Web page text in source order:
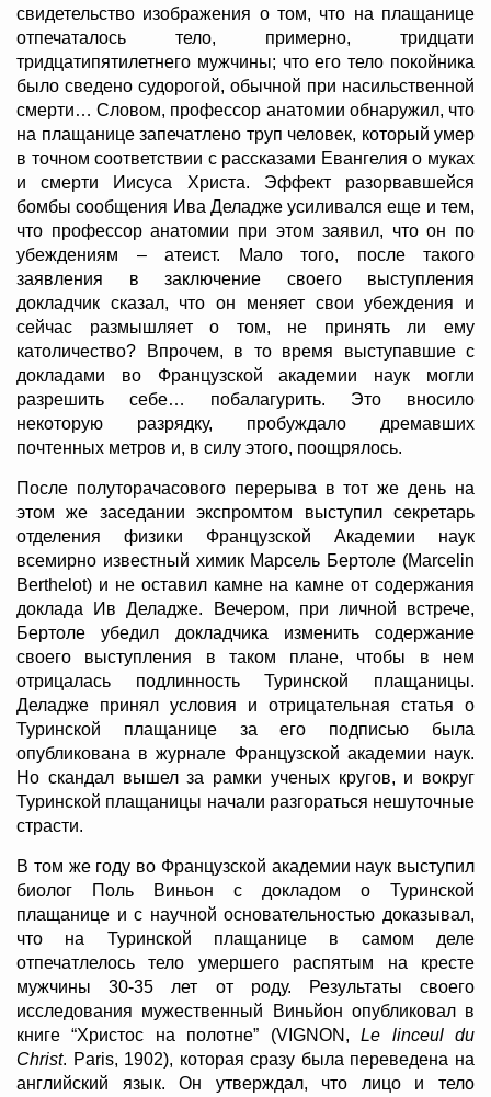
свидетельство изображения о том, что на плащанице
отпечаталось тело, примерно, тридцати
тридцатипятилетнего мужчины; что его тело покойника
было сведено судорогой, обычной при насильственной
смерти… Словом, профессор анатомии обнаружил, что
на плащанице запечатлено труп человек, который умер
в точном соответствии с рассказами Евангелия о муках
и смерти Иисуса Христа. Эффект разорвавшейся
бомбы сообщения Ива Деладже усиливался еще и тем,
что профессор анатомии при этом заявил, что он по
убеждениям – атеист. Мало того, после такого
заявления в заключение своего выступления
докладчик сказал, что он меняет свои убеждения и
сейчас размышляет о том, не принять ли ему
католичество? Впрочем, в то время выступавшие с
докладами во Французской академии наук могли
разрешить себе… побалагурить. Это вносило
некоторую разрядку, пробуждало дремавших
почтенных метров и, в силу этого, поощрялось.
После полуторачасового перерыва в тот же день на
этом же заседании экспромтом выступил секретарь
отделения физики Французской Академии наук
всемирно известный химик Марсель Бертоле (Marcelin
Berthelot) и не оставил камне на камне от содержания
доклада Ив Деладже. Вечером, при личной встрече,
Бертоле убедил докладчика изменить содержание
своего выступления в таком плане, чтобы в нем
отрицалась подлинность Туринской плащаницы.
Деладже принял условия и отрицательная статья о
Туринской плащанице за его подписью была
опубликована в журнале Французской академии наук.
Но скандал вышел за рамки ученых кругов, и вокруг
Туринской плащаницы начали разгораться нешуточные
страсти.
В том же году во Французской академии наук выступил
биолог Поль Виньон с докладом о Туринской
плащанице и с научной основательностью доказывал,
что на Туринской плащанице в самом деле
отпечатлелось тело умершего распятым на кресте
мужчины 30-35 лет от роду. Результаты своего
исследования мужественный Виньйон опубликовал в
книге “Христос на полотне” (VIGNON,Le linceul du
Christ. Paris, 1902), которая сразу была переведена на
английский язык. Он утверждал, что лицо и тело